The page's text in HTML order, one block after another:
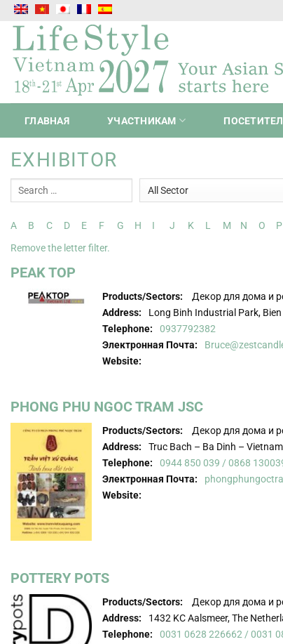
Skip
content
ГЛАВНАЯ УЧАСТНИКАМ
EXHIBITOR
A B C D E F G H I J K L M N O P
Remove the letter filter.
PEAK TOP
Products/Sectors:
Декор для дома и
Address:
Long Binh Industrial Park,
Telephone:
0937792382
Электронная Почта:
Website:
PHONG PHU NGOC TRAM JSC
Products/Sectors:
Декор для дома и
Address:
Truc Bach – Ba Dinh – Vietnam
Telephone:
0944 850 039 / 0868
Электронная Почта:
Website:
POTTERY POTS
Products/Sectors:
Декор для дома и
Address:
1432 KC Aalsmeer, The
Telephone:
0031 0628 226662 / 0031